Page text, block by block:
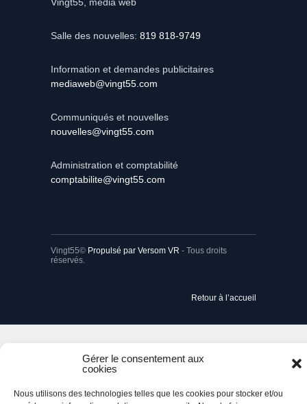
Gérer le consentement aux
cookies
Nous utilisons des technologies telles que les cookies pour stocker et/ou
Salle des nouvelles: 819 818-9749
Information et demandes publicitaires
mediaweb@vingt55.com
Communiqués et nouvelles
nouvelles@vingt55.com
Administration et comptabilité
comptabilite@vingt55.com
Vingt55© Propulsé par Versom VR - Tous droits
réservés.
Retour à l’accueil